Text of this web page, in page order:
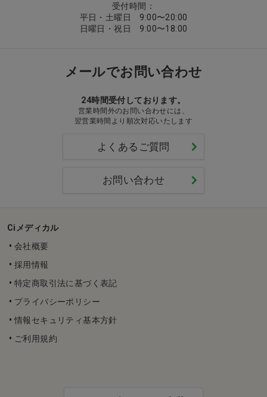
受付時間：
平日・土曜日 9:00〜20:00
日曜日・祝日 9:00〜18:00
メールでお問い合わせ
24時間受付しております。
営業時間外のお問い合わせには、
翌営業時間より順次対応いたします
よくあるご質問
お問い合わせ
Ciメディカル
会社概要
採用情報
特定商取引法に基づく表記
プライバシーポリシー
情報セキュリティ基本方針
ご利用規約